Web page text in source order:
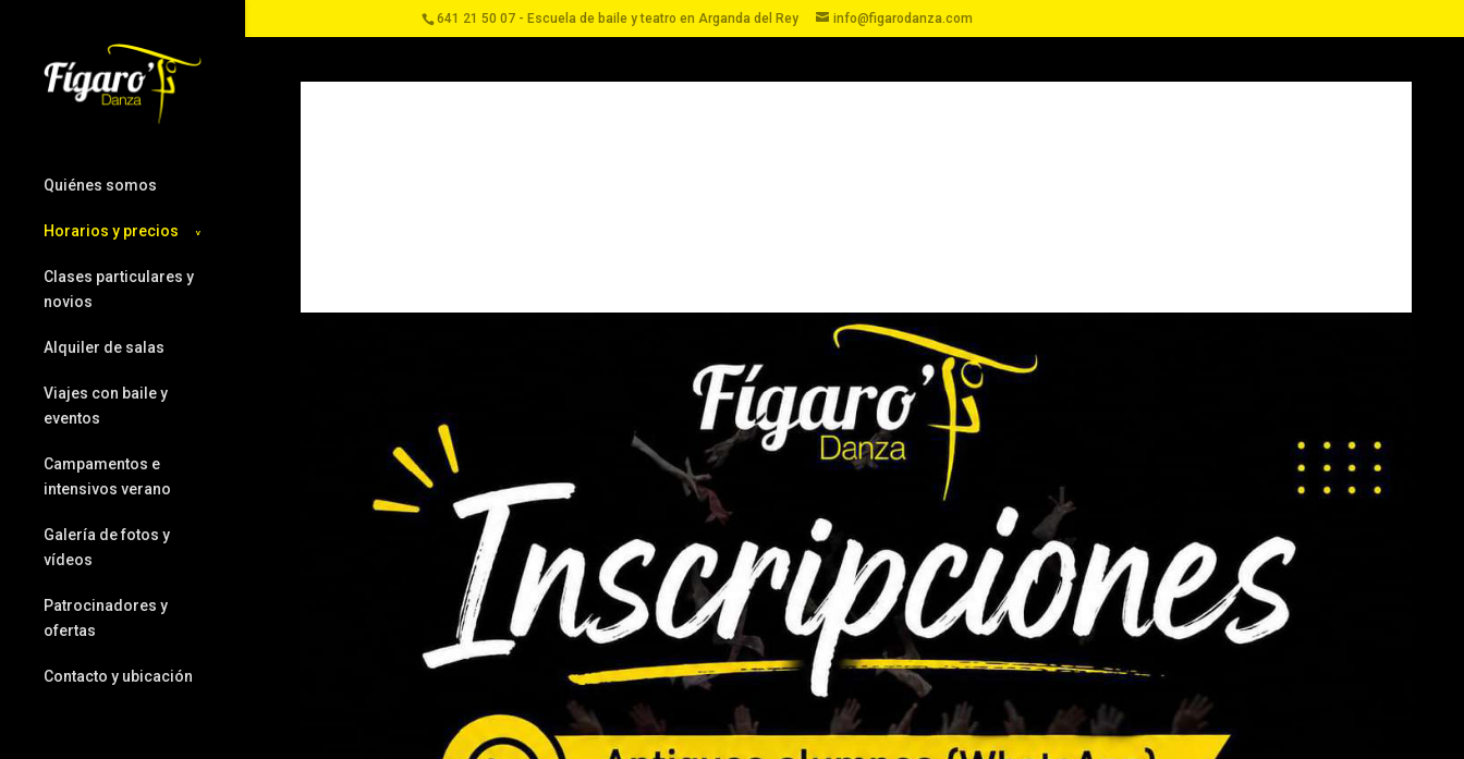
641 21 50 07 - Escuela de baile y teatro en Arganda del Rey info@figarodanza.com
Quiénes somos
Horarios y precios
Clases particulares y
novios
Alquiler de salas
Viajes con baile y
eventos
Campamentos e
intensivos verano
Galería de fotos y
vídeos
Patrocinadores y
ofertas
Contacto y ubicación